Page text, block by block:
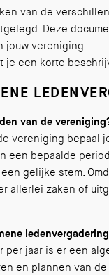
van de
Deze
jouw vereniging.
je een korte
van de
vereniging bepaal
een bepaalde
gelijke stem.
allerlei zaken of
per jaar is er een
en plannen van